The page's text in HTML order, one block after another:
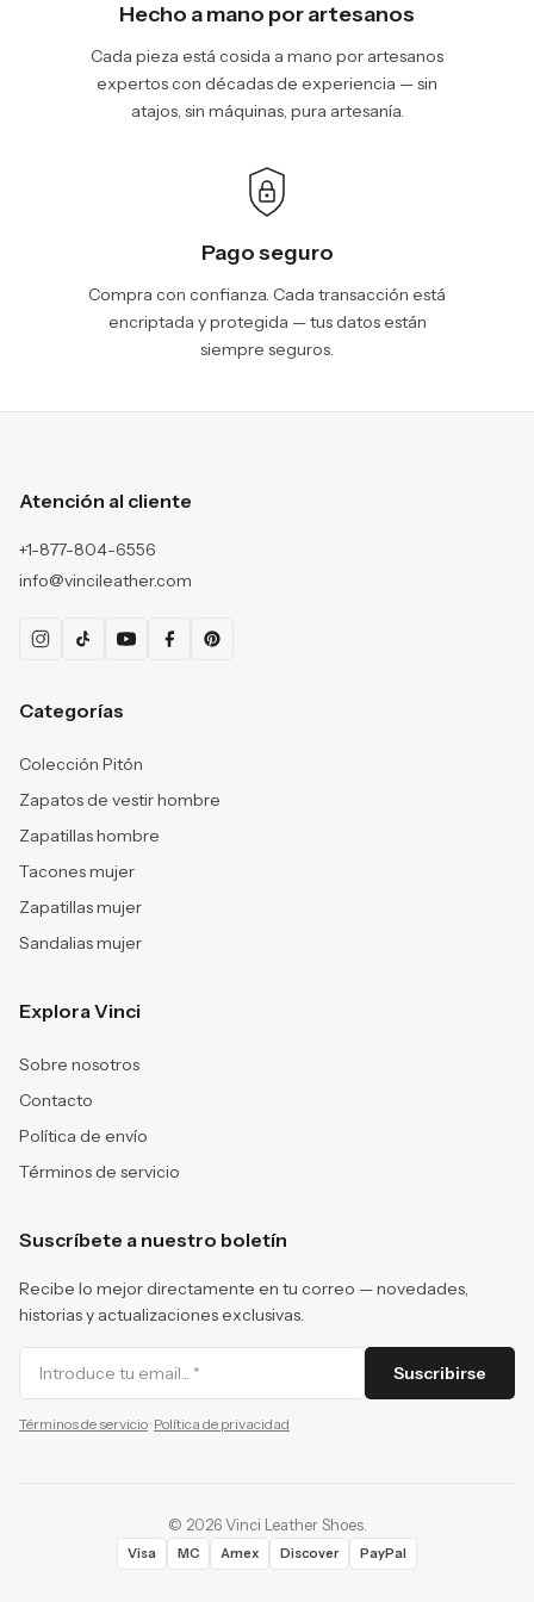
Hecho a mano por artesanos
Cada pieza está cosida a mano por artesanos
expertos con décadas de experiencia — sin
atajos, sin máquinas, pura artesanía.
Pago seguro
Compra con confianza. Cada transacción está
encriptada y protegida — tus datos están
siempre seguros.
Atención al cliente
+1-877-804-6556
info@vincileather.com
Categorías
Colección Pitón
Zapatos de vestir hombre
Zapatillas hombre
Tacones mujer
Zapatillas mujer
Sandalias mujer
Explora Vinci
Sobre nosotros
Contacto
Política de envío
Términos de servicio
Suscríbete a nuestro boletín
Recibe lo mejor directamente en tu correo — novedades,
historias y actualizaciones exclusivas.
Suscribirse
Términos de servicio· Política de privacidad
© 2026 Vinci Leather Shoes.
Visa MC Amex Discover PayPal